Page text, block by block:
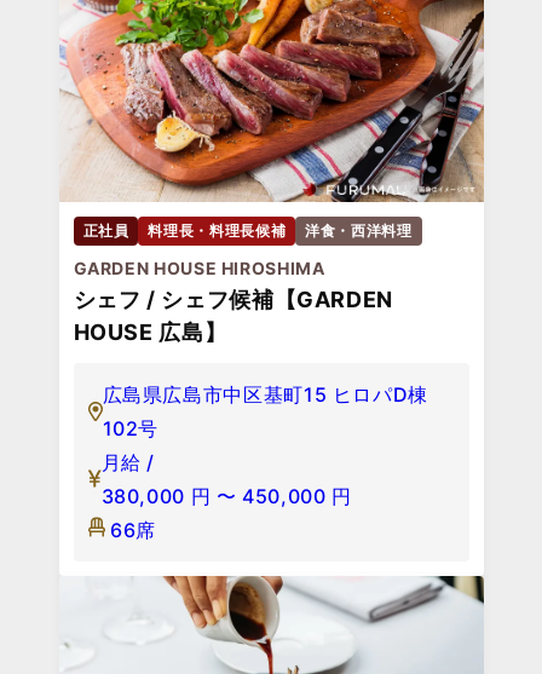
正社員 料理長・料理長候補 洋食・西洋料理
GARDEN HOUSE HIROSHIMA
シェフ / シェフ候補【GARDEN
HOUSE 広島】
広島県広島市中区基町15 ヒロパD棟
102号
月給 /
380,000 円 〜 450,000 円
66席